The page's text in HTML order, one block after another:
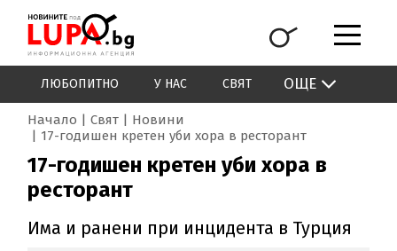
ЛЮБОПИТНО У НАС СВЯТ ОЩЕ
Начало Свят
Новини
17-годишен кретен уби хора в ресторант
17-годишен кретен уби хора в
ресторант
Има и ранени при инцидента в Турция